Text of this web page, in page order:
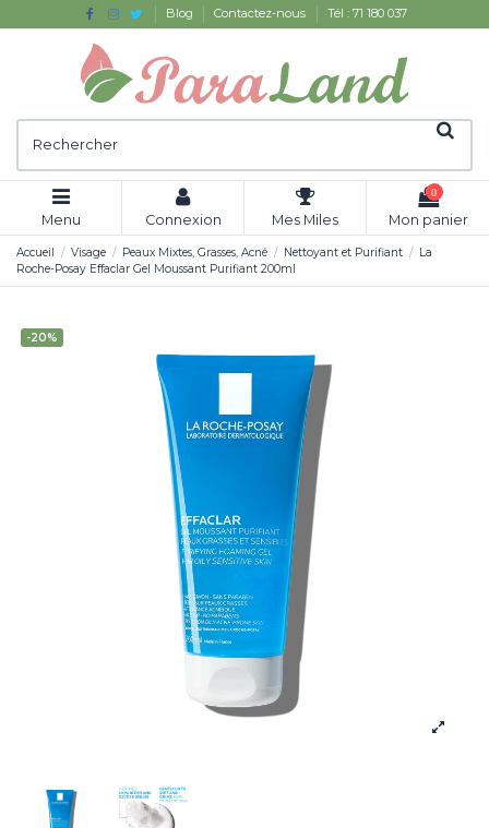
Blog Contactez-nous Tél : 71 180 037
Menu Connexion Mes Miles
0
Mon panier
Accueil Visage Peaux Mixtes, Grasses, Acné Nettoyant et Purifiant
La
Roche-Posay Effaclar Gel Moussant Purifiant 200ml
-20%